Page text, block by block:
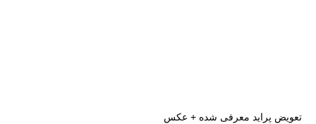
تعویض پراید معرفی شده + عکس